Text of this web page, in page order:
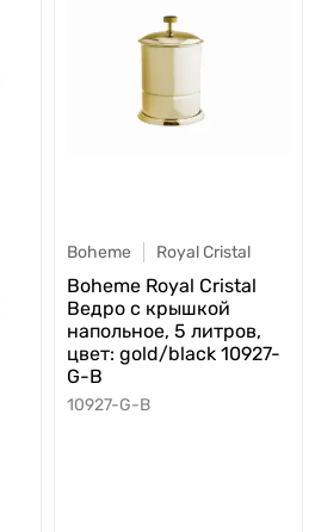
Boheme Royal Cristal
Boheme Royal Cristal
Ведро с крышкой
напольное, 5 литров,
цвет: gold/black 10927-
G-B
10927-G-B